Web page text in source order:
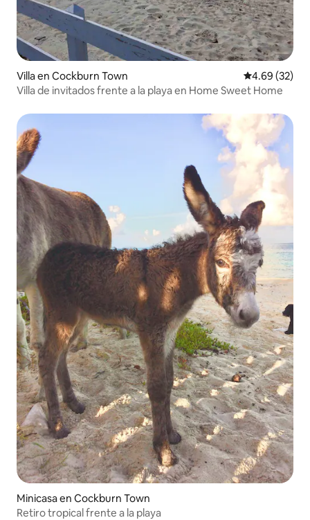
Villa en Cockburn Town Calificación
4.69 (32)
Villa de invitados frente a la playa en Home Sweet Home
Minicasa en Cockburn Town
Retiro tropical frente a la playa